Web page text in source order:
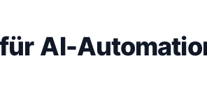
AI-